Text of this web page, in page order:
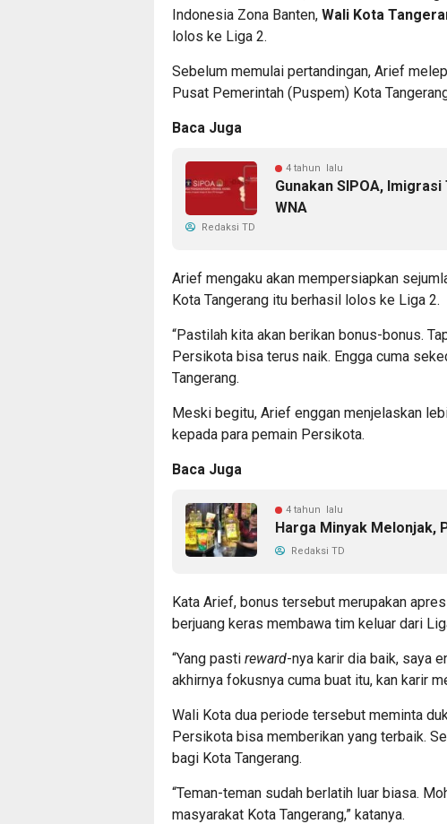
Indonesia Zona Banten, Wali Kota
lolos ke Liga 2.
Sebelum memulai pertandingan, Arief
Pusat Pemerintah (Puspem) Kota
Baca Juga
4 tahun lalu
Gunakan SIPOA,
WNA
Redaksi TD
Arief mengaku akan mempersiapkan
Kota Tangerang itu berhasil lolos ke Liga 2.
“Pastilah kita akan berikan bonus-bonus.
Persikota bisa terus naik. Engga cuma
Tangerang.
Meski begitu, Arief enggan menjelaskan
kepada para pemain Persikota.
Baca Juga
4 tahun lalu
Harga Minyak Melonjak,
Redaksi TD
Kata Arief, bonus tersebut merupakan
berjuang keras membawa tim keluar dari
“Yang pasti reward-nya karir dia baik, saya
akhirnya fokusnya cuma buat itu, kan karir
Wali Kota dua periode tersebut meminta
Persikota bisa memberikan yang terbaik.
bagi Kota Tangerang.
“Teman-teman sudah berlatih luar biasa.
masyarakat Kota Tangerang,” katanya.